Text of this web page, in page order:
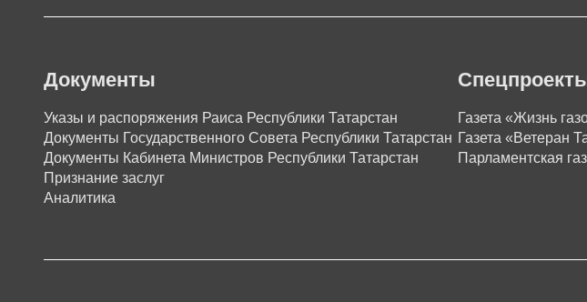
Документы
Указы и распоряжения Раиса Республики Татарстан
Документы Государственного Совета Республики Татарстан
Документы Кабинета Министров Республики Татарстан
Признание заслуг
Аналитика
Газета «Жизнь
Газета «Ветеран
Парламентская